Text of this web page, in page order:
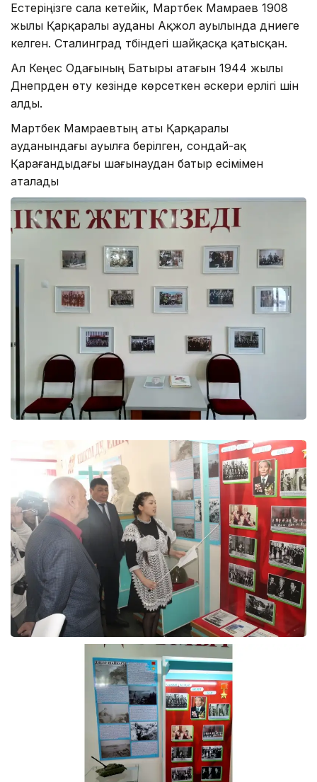
Естеріңізге сала кетейік, Мартбек Мамраев 1908
жылы Қарқаралы ауданы Ақжол ауылында дүниеге
келген. Сталинград түбіндегі шайқасқа қатысқан.
Ал Кеңес Одағының Батыры атағын 1944 жылы
Днепрден өту кезінде көрсеткен әскери ерлігі үшін
алды.
Мартбек Мамраевтың аты Қарқаралы
ауданындағы ауылға берілген, сондай-ақ
Қарағандыдағы шағынаудан батыр есімімен
аталады